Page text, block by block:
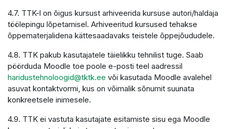
4.7. TTK-l on õigus kursust arhiveerida kursuse autori/haldaja
töölepingu lõpetamisel. Arhiveeritud kursused tehakse
õppematerjalidena kättesaadavaks teistele õppejõududele.
4.8. TTK pakub kasutajatele täielikku tehnilist tuge. Saab
pöörduda Moodle toe poole e-posti teel aadressil
haridustehnoloogid@tktk.ee või kasutada Moodle avalehel
asuvat kontaktvormi, kus on võimalik sõnumit suunata
konkreetsele inimesele.
4.9. TTK ei vastuta kasutajate esitamiste sisu ega Moodle